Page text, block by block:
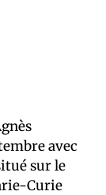
avec
sur le
Curie